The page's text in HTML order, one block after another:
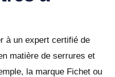
à un expert certifié de
matière de serrures et
la marque Fichet ou